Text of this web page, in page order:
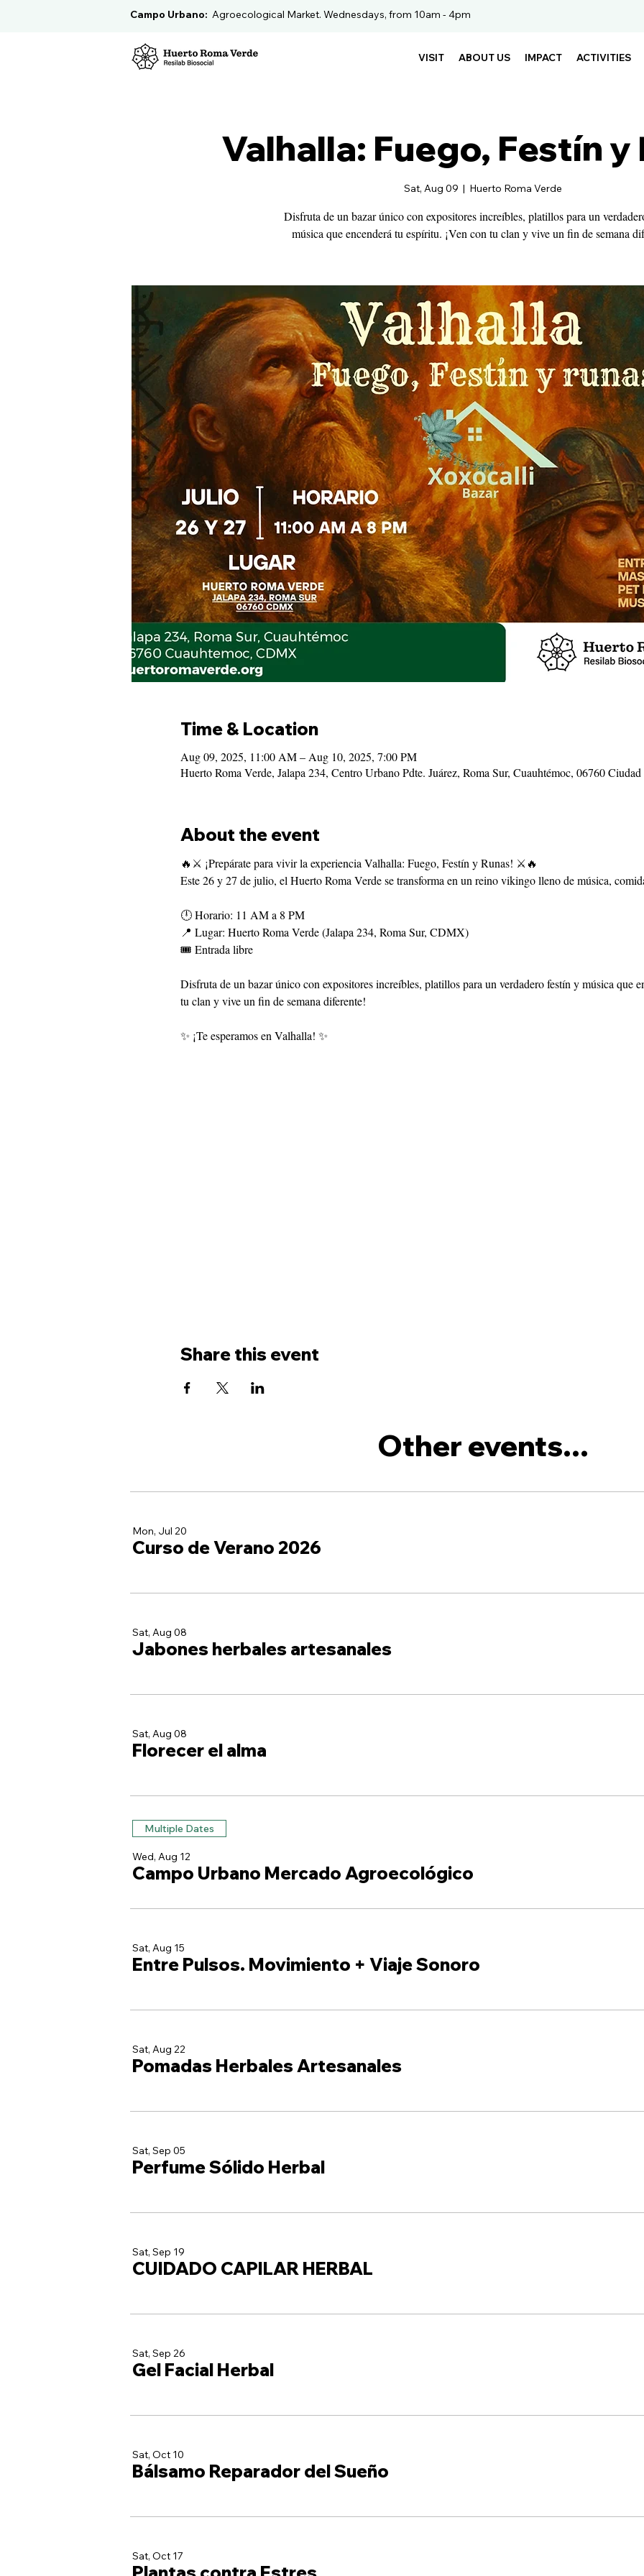
Campo Urbano: Agroecological Market. Wednesdays, from 10am - 4pm
VISIT ABOUT US IMPACT ACTIVITIES
Valhalla: Fuego, Festín y
Sat, Aug 09
  |
Huerto Roma Verde
Disfruta de un bazar único con expositores increíbles, platillos para un
música que encenderá tu espíritu. ¡Ven con tu clan y vive un fin de semana
Time & Location
Aug 09, 2025, 11:00 AM – Aug 10, 2025, 7:00 PM
Huerto Roma Verde, Jalapa 234, Centro Urbano Pdte. Juárez, Roma Sur, Cuauhtémoc, 06760
About the event
🔥⚔️ ¡Prepárate para vivir la experiencia Valhalla: Fuego, Festín y Runas! ⚔️🔥
Este 26 y 27 de julio, el Huerto Roma Verde se transforma en un reino vikingo lleno de música,
🕛 Horario: 11 AM a 8 PM
📍 Lugar: Huerto Roma Verde (Jalapa 234, Roma Sur, CDMX)
🎟️ Entrada libre
Disfruta de un bazar único con expositores increíbles, platillos para un verdadero festín y música que
tu clan y vive un fin de semana diferente!
✨ ¡Te esperamos en Valhalla! ✨
Share this event
Other events...
Mon, Jul 20
Curso de Verano 2026
Sat, Aug 08
Jabones herbales artesanales
Sat, Aug 08
Florecer el alma
Multiple Dates
Wed, Aug 12
Campo Urbano Mercado Agroecológico
Sat, Aug 15
Entre Pulsos. Movimiento + Viaje Sonoro
Sat, Aug 22
Pomadas Herbales Artesanales
Sat, Sep 05
Perfume Sólido Herbal
Sat, Sep 19
CUIDADO CAPILAR HERBAL
Sat, Sep 26
Gel Facial Herbal
Sat, Oct 10
Bálsamo Reparador del Sueño
Sat, Oct 17